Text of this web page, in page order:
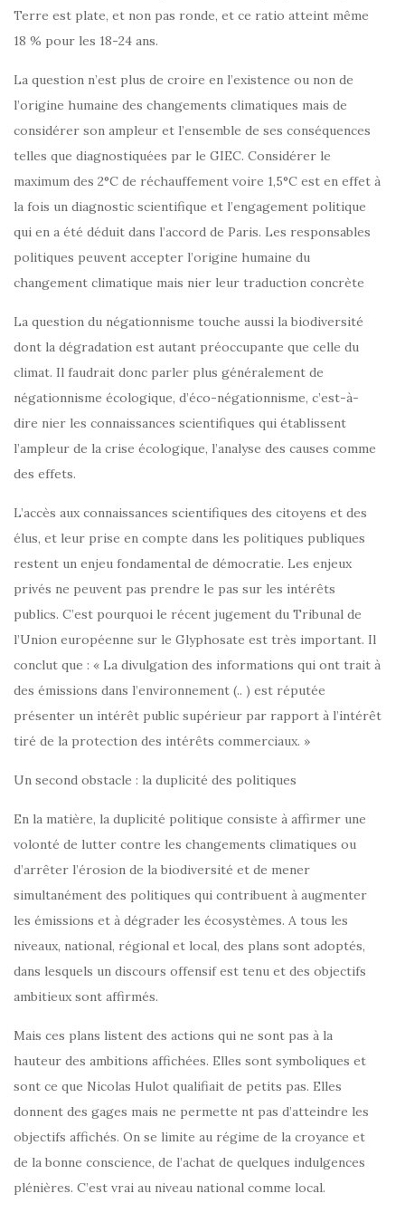
Terre est plate, et non pas ronde, et ce ratio atteint même
18 % pour les 18-24 ans.
La question n’est plus de croire en l’existence ou non de
l’origine humaine des changements climatiques mais de
considérer son ampleur et l’ensemble de ses conséquences
telles que diagnostiquées par le GIEC. Considérer le
maximum des 2°C de réchauffement voire 1,5°C est en effet à
la fois un diagnostic scientifique et l’engagement politique
qui en a été déduit dans l’accord de Paris. Les responsables
politiques peuvent accepter l’origine humaine du
changement climatique mais nier leur traduction concrète
La question du négationnisme touche aussi la biodiversité
dont la dégradation est autant préoccupante que celle du
climat. Il faudrait donc parler plus généralement de
négationnisme écologique, d’éco-négationnisme, c’est-à-
dire nier les connaissances scientifiques qui établissent
l’ampleur de la crise écologique, l’analyse des causes comme
des effets.
L’accès aux connaissances scientifiques des citoyens et des
élus, et leur prise en compte dans les politiques publiques
restent un enjeu fondamental de démocratie. Les enjeux
privés ne peuvent pas prendre le pas sur les intérêts
publics. C’est pourquoi le récent jugement du Tribunal de
l’Union européenne sur le Glyphosate est très important. Il
conclut que : « La divulgation des informations qui ont trait à
des émissions dans l’environnement (.. ) est réputée
présenter un intérêt public supérieur par rapport à l’intérêt
tiré de la protection des intérêts commerciaux. »
Un second obstacle : la duplicité des politiques
En la matière, la duplicité politique consiste à affirmer une
volonté de lutter contre les changements climatiques ou
d’arrêter l’érosion de la biodiversité et de mener
simultanément des politiques qui contribuent à augmenter
les émissions et à dégrader les écosystèmes. A tous les
niveaux, national, régional et local, des plans sont adoptés,
dans lesquels un discours offensif est tenu et des objectifs
ambitieux sont affirmés.
Mais ces plans listent des actions qui ne sont pas à la
hauteur des ambitions affichées. Elles sont symboliques et
sont ce que Nicolas Hulot qualifiait de petits pas. Elles
donnent des gages mais ne permette nt pas d’atteindre les
objectifs affichés. On se limite au régime de la croyance et
de la bonne conscience, de l’achat de quelques indulgences
plénières. C’est vrai au niveau national comme local.